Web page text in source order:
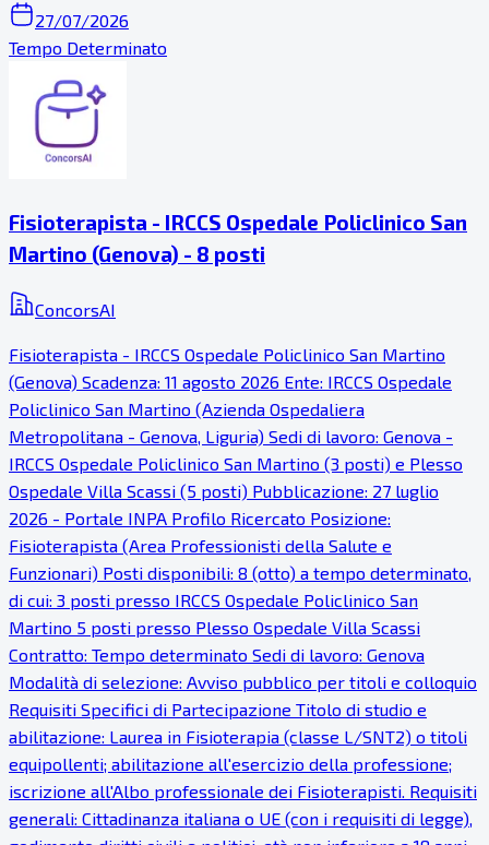
27/07/2026
Tempo Determinato
Fisioterapista - IRCCS Ospedale Policlinico San
Martino (Genova) - 8 posti
ConcorsAI
Fisioterapista - IRCCS Ospedale Policlinico San Martino
(Genova) Scadenza: 11 agosto 2026 Ente: IRCCS Ospedale
Policlinico San Martino (Azienda Ospedaliera
Metropolitana - Genova, Liguria) Sedi di lavoro: Genova -
IRCCS Ospedale Policlinico San Martino (3 posti) e Plesso
Ospedale Villa Scassi (5 posti) Pubblicazione: 27 luglio
2026 - Portale INPA Profilo Ricercato Posizione:
Fisioterapista (Area Professionisti della Salute e
Funzionari) Posti disponibili: 8 (otto) a tempo determinato,
di cui: 3 posti presso IRCCS Ospedale Policlinico San
Martino 5 posti presso Plesso Ospedale Villa Scassi
Contratto: Tempo determinato Sedi di lavoro: Genova
Modalità di selezione: Avviso pubblico per titoli e colloquio
Requisiti Specifici di Partecipazione Titolo di studio e
abilitazione: Laurea in Fisioterapia (classe L/SNT2) o titoli
equipollenti; abilitazione all'esercizio della professione;
iscrizione all'Albo professionale dei Fisioterapisti. Requisiti
generali: Cittadinanza italiana o UE (con i requisiti di legge),